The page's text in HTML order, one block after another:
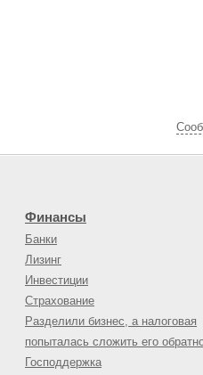
Финансы
Банки
Лизинг
Инвестиции
Страхование
Разделили бизнес, а налоговая
попыталась сложить его
Господдержка